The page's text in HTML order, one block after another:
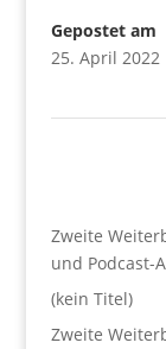
Gepostet am
25. April 2022
Zweite
und Podcast-
(kein Titel)
Zweite